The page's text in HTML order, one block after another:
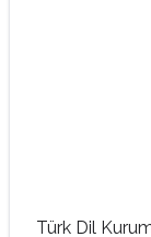
Türk Dil